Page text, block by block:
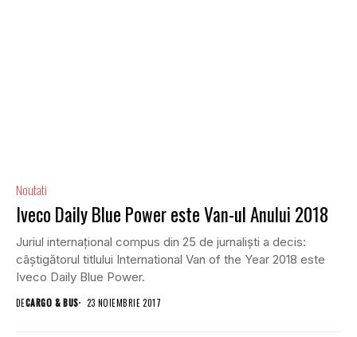
Noutati
Iveco Daily Blue Power este Van-ul Anului 2018
Juriul internațional compus din 25 de jurnaliști a decis:
câștigătorul titlului International Van of the Year 2018 este
Iveco Daily Blue Power.
DECARGO & BUS 23 NOIEMBRIE 2017